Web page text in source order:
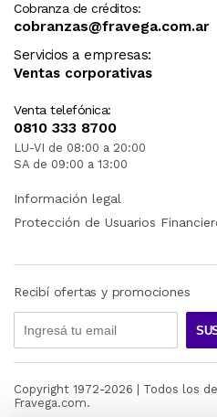
Cobranza de créditos:
cobranzas@fravega.com.ar
Servicios a empresas:
Ventas corporativas
Venta telefónica:
0810 333 8700
LU-VI de 08:00 a 20:00
SA de 09:00 a 13:00
Información legal
Protección de Usuarios
Recibí ofertas y promociones
Copyright 1972-2026 | Todos los
Fravega.com.